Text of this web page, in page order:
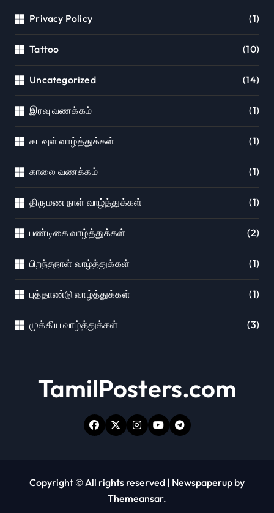
Privacy Policy (1)
Tattoo (10)
Uncategorized (14)
இரவு வணக்கம் (1)
கடவுள் வாழ்த்துக்கள் (1)
காலை வணக்கம் (1)
திருமண நாள் வாழ்த்துக்கள் (1)
பண்டிகை வாழ்த்துக்கள் (2)
பிறந்தநாள் வாழ்த்துக்கள் (1)
புத்தாண்டு வாழ்த்துக்கள் (1)
முக்கிய வாழ்த்துக்கள் (3)
TamilPosters.com
Copyright © All rights reserved | Newspaperup by
Themeansar.